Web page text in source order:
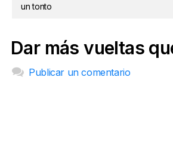
un tonto
Dar más vueltas
Publicar un comentario